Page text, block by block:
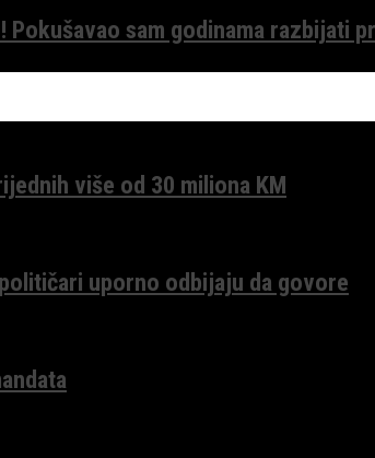
Pokušavao sam godinama razbijati
više od 30 miliona KM
uporno odbijaju da govore